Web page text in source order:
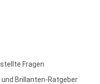
Fragen
Brillanten-Ratgeber